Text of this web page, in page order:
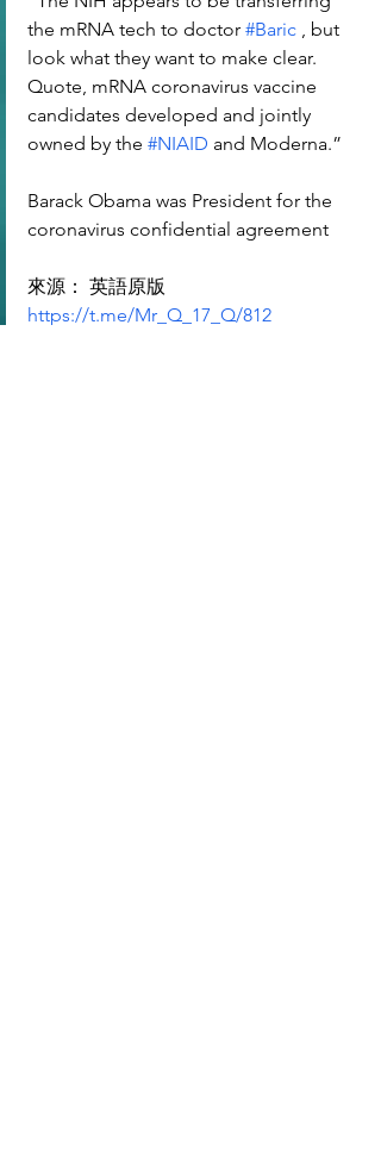
the mRNA tech to doctor #Baric , but
look what they want to make clear.
Quote, mRNA coronavirus vaccine
candidates developed and jointly
owned by the #NIAID and Moderna.”
Barack Obama was President for the
coronavirus confidential agreement
來源： 英語原版
https://t.me/Mr_Q_17_Q/812